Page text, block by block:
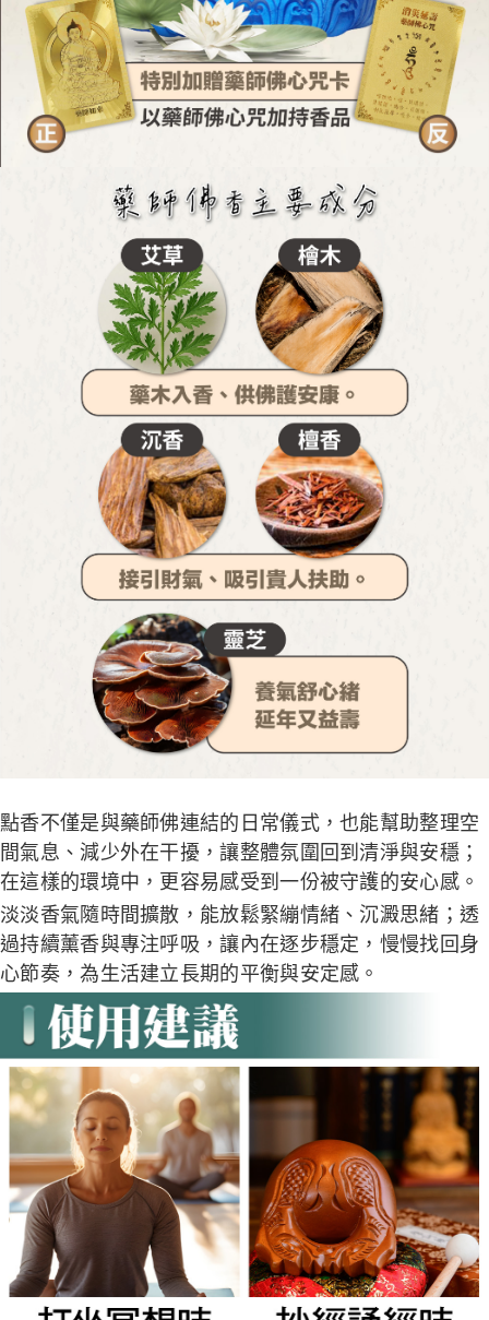
點香不僅是與藥師佛連結的日常儀式，也能幫助整理空
間氣息、減少外在干擾，讓整體氛圍回到清淨與安穩；
在這樣的環境中，更容易感受到一份被守護的安心感。
淡淡香氣隨時間擴散，能放鬆緊繃情緒、沉澱思緒；透
過持續薰香與專注呼吸，讓內在逐步穩定，慢慢找回身
心節奏，為生活建立長期的平衡與安定感。